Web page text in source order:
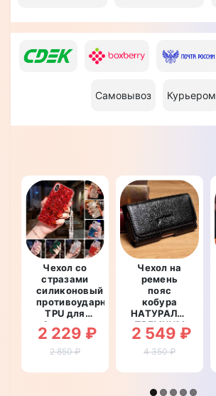
Самовывоз Курьером
Чехол со
стразами
силиконовый
противоударный
TPU для
Samsung
A71 A715F
"SWAROV
2 229 ₽
2 850 ₽
Чехол на
ремень
пояс
кобура
НАТУРАЛЬНАЯ
ПРЕМИУМ
КОЖА для
телефона
A71 A715F
2 549 ₽
4 350 ₽